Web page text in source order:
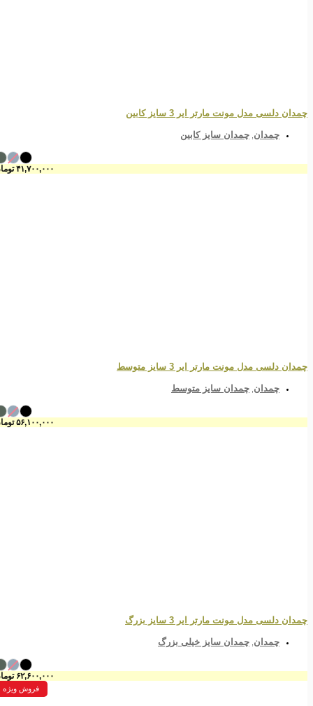
چمدان دلسی مدل مونت مارتر ایر 3 سایز کابین
چمدان,چمدان سایز کابین
۴۱,۷۰۰,۰۰۰ تومان
چمدان دلسی مدل مونت مارتر ایر 3 سایز متوسط
چمدان,چمدان سایز متوسط
۵۶,۱۰۰,۰۰۰ تومان
چمدان دلسی مدل مونت مارتر ایر 3 سایز بزرگ
چمدان,چمدان سایز خیلی بزرگ
۶۲,۶۰۰,۰۰۰ تومان
فروش ویژه